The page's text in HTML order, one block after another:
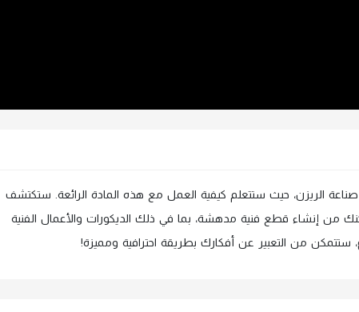
الريزن، حيث ستتعلم كيفية العمل مع هذه المادة الرائعة. ستكتشف
من إنشاء قطع فنية مدهشة، بما في ذلك الديكورات والأعمال الفنية
ستتمكن من التعبير عن أفكارك بطريقة احترافية ومميزة!